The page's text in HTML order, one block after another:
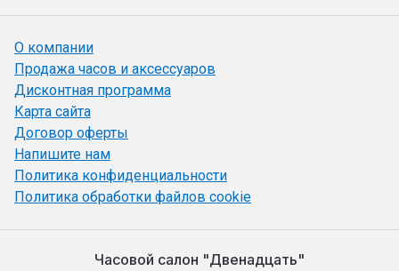
О компании
Продажа часов и аксессуаров
Дисконтная программа
Карта сайта
Договор оферты
Напишите нам
Политика конфиденциальности
Политика обработки файлов cookie
Часовой салон "Двенадцать"